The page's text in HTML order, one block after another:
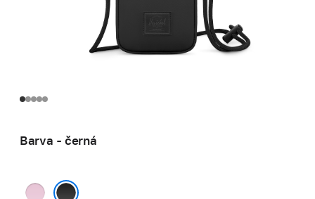
Barva - černá
růžová